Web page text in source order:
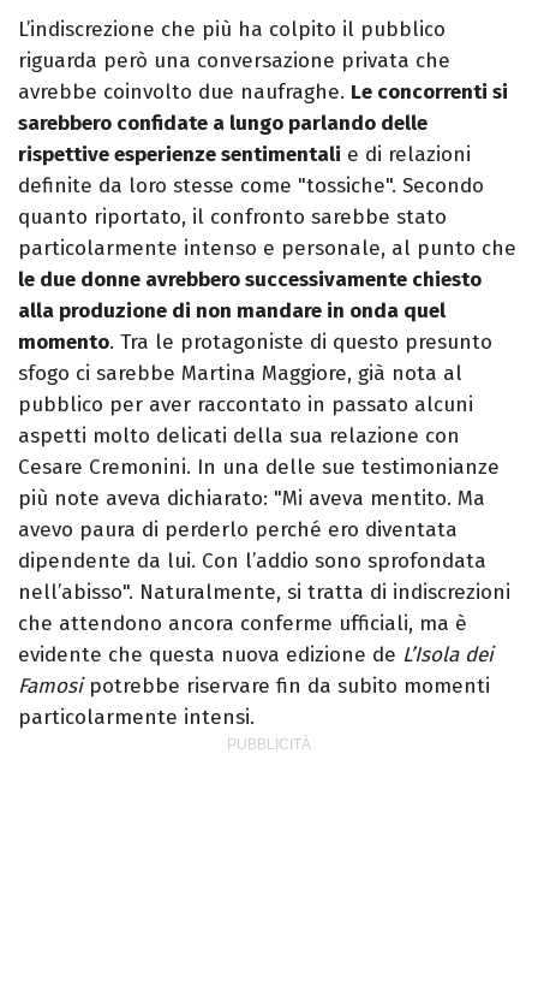
L’indiscrezione che più ha colpito il pubblico
riguarda però una conversazione privata che
avrebbe coinvolto due naufraghe. Le concorrenti si
sarebbero confidate a lungo parlando delle
rispettive esperienze sentimentali e di relazioni
definite da loro stesse come "tossiche". Secondo
quanto riportato, il confronto sarebbe stato
particolarmente intenso e personale, al punto che
le due donne avrebbero successivamente chiesto
alla produzione di non mandare in onda quel
momento. Tra le protagoniste di questo presunto
sfogo ci sarebbe Martina Maggiore, già nota al
pubblico per aver raccontato in passato alcuni
aspetti molto delicati della sua relazione con
Cesare Cremonini. In una delle sue testimonianze
più note aveva dichiarato: "Mi aveva mentito. Ma
avevo paura di perderlo perché ero diventata
dipendente da lui. Con l’addio sono sprofondata
nell’abisso". Naturalmente, si tratta di indiscrezioni
che attendono ancora conferme ufficiali, ma è
evidente che questa nuova edizione de L’Isola dei
Famosipotrebbe riservare fin da subito momenti
particolarmente intensi.